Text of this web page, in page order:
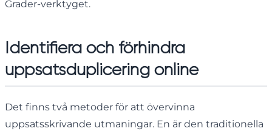
Grader-verktyget.
Identifiera och förhindra
uppsatsduplicering online
Det finns två metoder för att övervinna
uppsatsskrivande utmaningar. En är den traditionella